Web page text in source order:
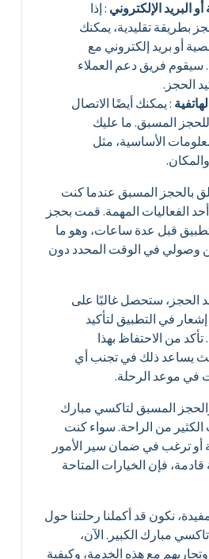
البريد الإلكتروني: إذا
بطريقة تقليدية، يمكنك
أو بريد إلكتروني مع
فريق دعم العملاء
الحجز.
: يمكنك أيضًا الاتصال
المسبق. ما عليك
الأساسية، مثل
بالحجز المسبق عندما كنت
الفعاليات المهمة. قمت بحجز
قبل عدة ساعات، وهو ما
وصولي في الوقت المحدد دون
الحجز، ستحصل غالبًا على
في التطبيق لتأكيد
من الاحتفاظ بهذا
يساعد ذلك في تجنب أي
في موعد الرحلة.
المسبق لتاكسي مبارك
الكثير من الراحة. سواء كنت
أو ترغب في ضمان سير الأمور
فإن الخيارات المتاحة
نكون قد أكملنا رحلتنا حول
مبارك الكبير. الآن،
مع هذه الخدمة، وكيفية